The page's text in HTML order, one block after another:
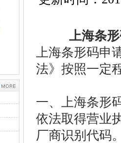
上海条
上海条形码申
法》按照一定
一、上海条形
依法取得营业
厂商识别代码